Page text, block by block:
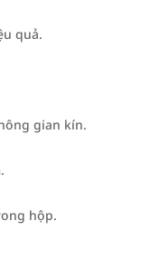
quả.
gian kín.
hộp.